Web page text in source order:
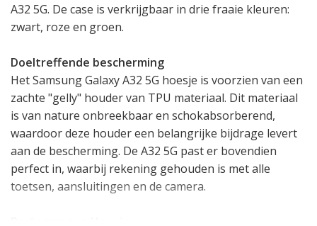
A32 5G. De case is verkrijgbaar in drie fraaie kleuren:
zwart, roze en groen.
Doeltreffende bescherming
Het Samsung Galaxy A32 5G hoesje is voorzien van een
zachte "gelly" houder van TPU materiaal. Dit materiaal
is van nature onbreekbaar en schokabsorberend,
waardoor deze houder een belangrijke bijdrage levert
aan de bescherming. De A32 5G past er bovendien
perfect in, waarbij rekening gehouden is met alle
toetsen, aansluitingen en de camera.